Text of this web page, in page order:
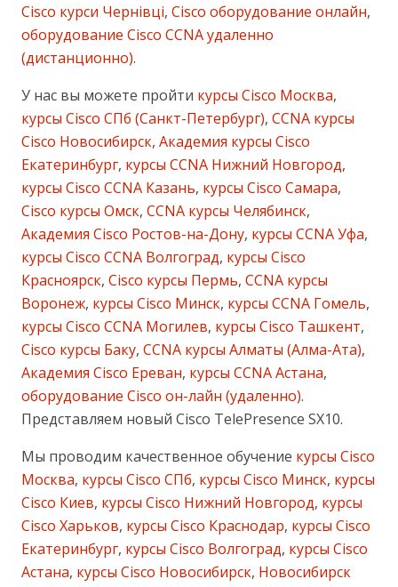
Cisco курси Чернівці, Cisco оборудование онлайн,
оборудование Cisco CCNA удаленно
(дистанционно).
У нас вы можете пройти курсы Cisco Москва,
курсы Cisco СПб (Санкт-Петербург), CCNA курсы
Cisco Новосибирск, Академия курсы Cisco
Екатеринбург, курсы CCNA Нижний Новгород,
курсы Cisco CCNA Казань, курсы Cisco Самара,
Cisco курсы Омск, CCNA курсы Челябинск,
Академия Cisco Ростов-на-Дону, курсы CCNA Уфа,
курсы Cisco CCNA Волгоград, курсы Cisco
Красноярск, Cisco курсы Пермь, CCNA курсы
Воронеж, курсы Cisco Минск, курсы CCNA Гомель,
курсы Cisco CCNA Могилев, курсы Cisco Ташкент,
Cisco курсы Баку, CCNA курсы Алматы (Алма-Ата),
Академия Cisco Ереван, курсы CCNA Астана,
оборудование Cisco он-лайн (удаленно).
Представляем новый Cisco TelePresence SX10.
Мы проводим качественное обучение курсы Cisco
Москва, курсы Cisco СПб, курсы Cisco Минск, курсы
Cisco Киев, курсы Cisco Нижний Новгород, курсы
Cisco Харьков, курсы Cisco Краснодар, курсы Cisco
Екатеринбург, курсы Cisco Волгоград, курсы Cisco
Астана, курсы Cisco Новосибирск, Новосибирск